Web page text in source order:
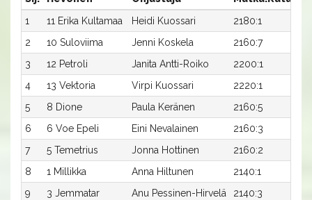
1
11 Erika Kultamaa Heidi Kuossari 2180:1
2
10 Suloviima Jenni Koskela 2160:7
3
12 Petroli Janita Antti-Roiko 2200:1
4
13 Vektoria Virpi Kuossari 2220:1
5
8 Dione Paula Keränen 2160:5
6
6 Voe Epeli Eini Nevalainen 2160:3
7
5 Temetrius Jonna Hottinen 2160:2
8
1 Millikka Anna Hiltunen 2140:1
9
3 Jemmatar Anu Pessinen-Hirvelä 2140:3